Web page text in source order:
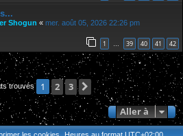
Shogun « mer. août 05, 2026 22:26 pm
1 … 39 40 41 42
trouvés 1 2 3
Suivante
Aller à